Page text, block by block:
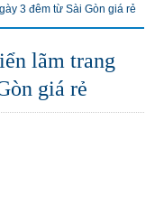
3 đêm từ Sài Gòn giá rẻ
lãm trang
giá rẻ